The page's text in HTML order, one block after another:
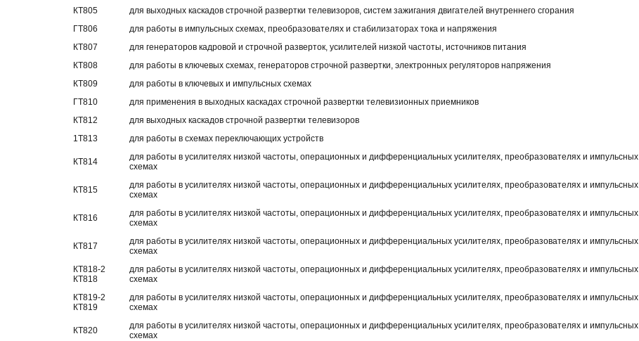
КТ805
для выходных каскадов строчной развертки телевизоров, систем зажигания двигателей внутреннего сгорания
ГТ806
для работы в импульсных схемах, преобразователях и стабилизаторах тока и напряжения
КТ807
для генераторов кадровой и строчной разверток, усилителей низкой частоты, источников питания
КТ808
для работы в ключевых схемах, генераторов строчной развертки, электронных регуляторов напряжения
КТ809
для работы в ключевых и импульсных схемах
ГТ810
для применения в выходных каскадах строчной развертки телевизионных приемников
КТ812
для выходных каскадов строчной развертки телевизоров
1Т813
для работы в схемах переключающих устройств
КТ814
для работы в усилителях низкой частоты, операционных и дифференциальных усилителях, преобразователях и импульсных
схемах
КТ815
для работы в усилителях низкой частоты, операционных и дифференциальных усилителях, преобразователях и импульсных
схемах
КТ816
для работы в усилителях низкой частоты, операционных и дифференциальных усилителях, преобразователях и импульсных
схемах
КТ817
для работы в усилителях низкой частоты, операционных и дифференциальных усилителях, преобразователях и импульсных
схемах
КТ818-2
КТ818
для работы в усилителях низкой частоты, операционных и дифференциальных усилителях, преобразователях и импульсных
схемах
КТ819-2
КТ819
для работы в усилителях низкой частоты, операционных и дифференциальных усилителях, преобразователях и импульсных
схемах
КТ820
для работы в усилителях низкой частоты, операционных и дифференциальных усилителях, преобразователях и импульсных
схемах